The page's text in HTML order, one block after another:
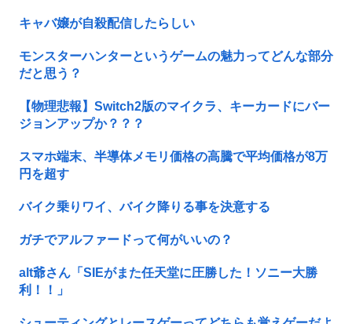
キャバ嬢が自殺配信したらしい
モンスターハンターというゲームの魅力ってどんな部分
だと思う？
【物理悲報】Switch2版のマイクラ、キーカードにバー
ジョンアップか？？？
スマホ端末、半導体メモリ価格の高騰で平均価格が8万
円を超す
バイク乗りワイ、バイク降りる事を決意する
ガチでアルファードって何がいいの？
alt爺さん「SIEがまた任天堂に圧勝した！ソニー大勝
利！！」